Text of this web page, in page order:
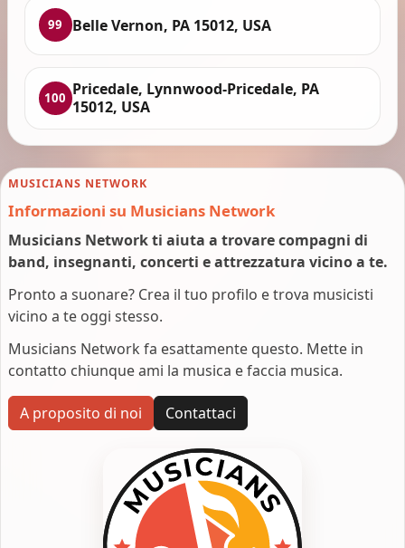
99 Belle Vernon, PA 15012, USA
100 Pricedale, Lynnwood-Pricedale, PA
15012, USA
MUSICIANS NETWORK
Informazioni su Musicians Network
Musicians Network ti aiuta a trovare compagni di
band, insegnanti, concerti e attrezzatura vicino a te.
Pronto a suonare? Crea il tuo profilo e trova musicisti
vicino a te oggi stesso.
Musicians Network fa esattamente questo. Mette in
contatto chiunque ami la musica e faccia musica.
A proposito di noi Contattaci